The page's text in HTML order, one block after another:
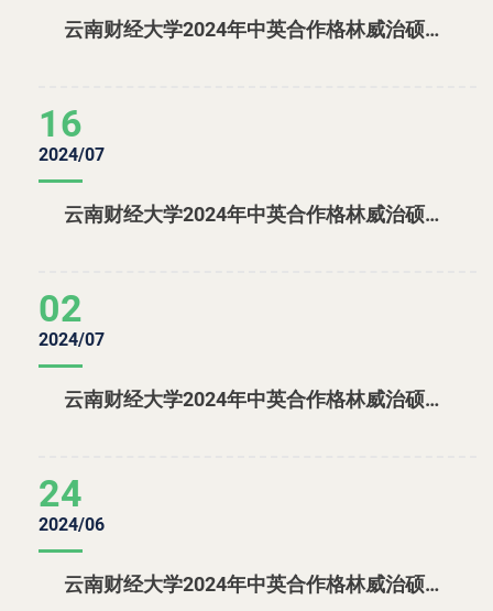
云南财经大学2024年中英合作格林威治硕士学位教育项目招生拟补录名单公示
16
2024/07
云南财经大学2024年中英合作格林威治硕士学位教育项目招生拟补录名单公示
02
2024/07
云南财经大学2024年中英合作格林威治硕士学位教育项目招生拟录取名单公示
24
2024/06
云南财经大学2024年中英合作格林威治硕士学位教育项目招生入学考核成绩公示